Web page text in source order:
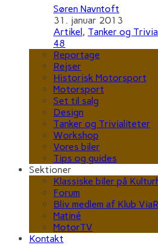
Søren Navntoft
31. januar 2013
Artikel, Tanker og
48
Reportage
Rejser
Historisk Motorsport
Motorsport
Set til salg
Design
Tanker og Trivialiteter
Workshop
Vores biler
Tips og guides
Sektioner
Klassiske biler på
Forum
Bliv medlem af Klub
Matiné
MotorTV
Kontakt